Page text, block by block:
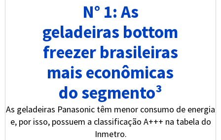
N° 1: As
geladeiras bottom
freezer brasileiras
mais econômicas
do segmento³
As geladeiras Panasonic têm menor consumo de energia
e, por isso, possuem a classificação A+++ na tabela do
Inmetro.